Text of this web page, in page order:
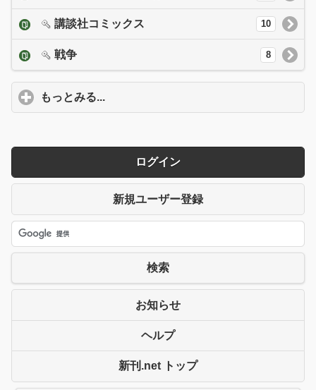
講談社コミックス 10
戦争 8
もっとみる...
ログイン
新規ユーザー登録
検索
お知らせ
ヘルプ
新刊.net トップ